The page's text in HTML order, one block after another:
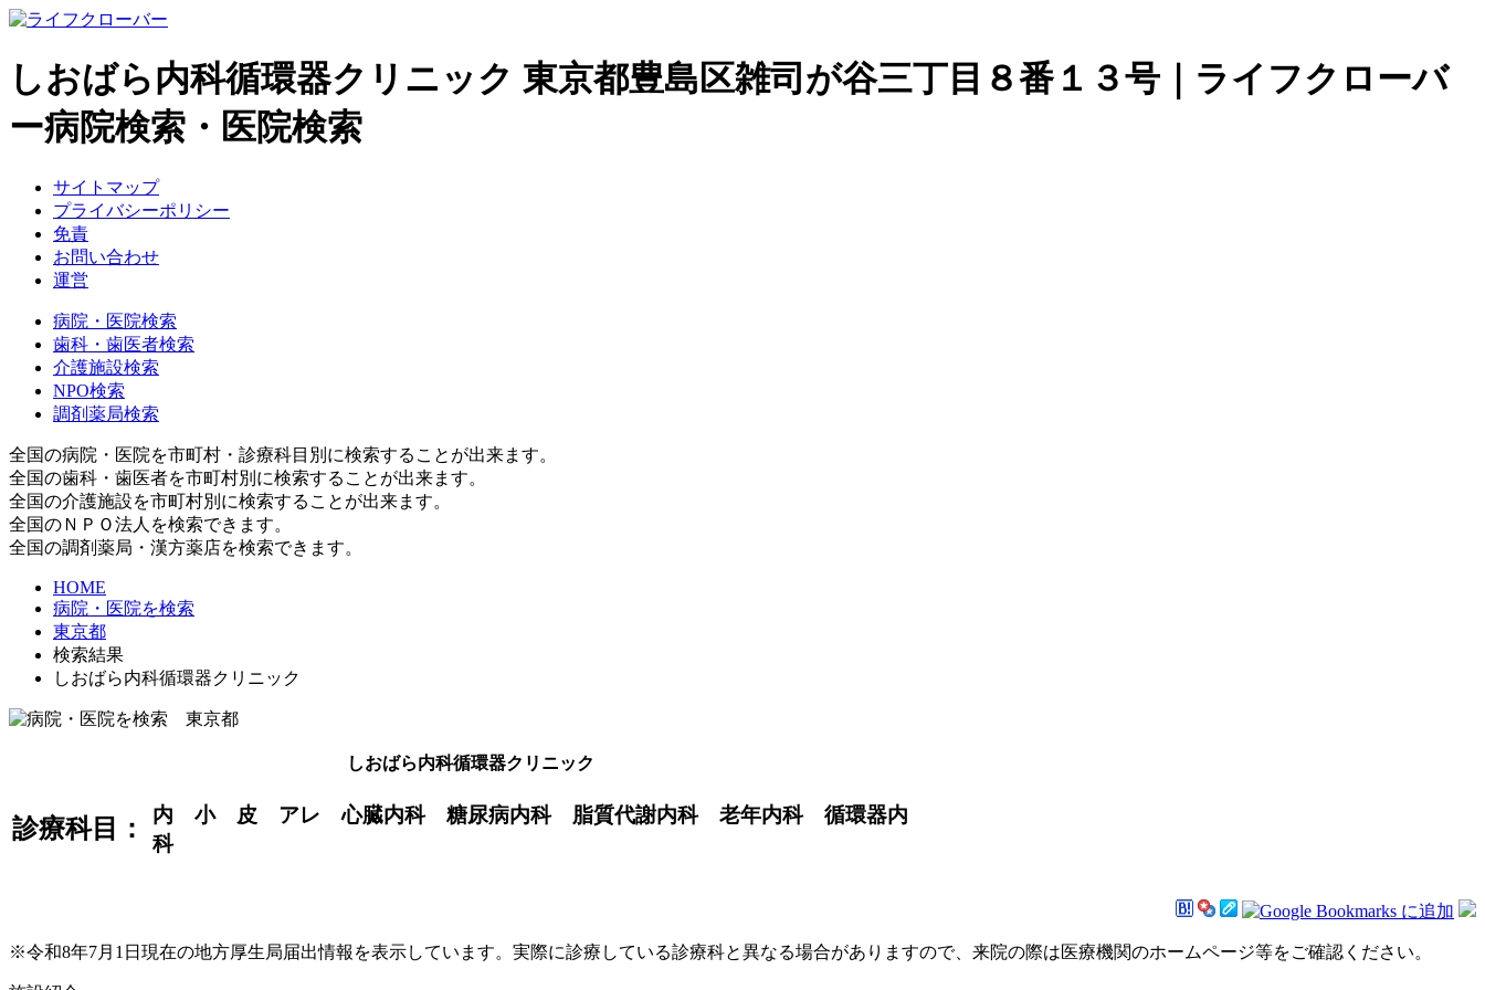
しおばら内科循環器クリニック 東京都豊島区雑司が谷三丁目８番１３号｜ライフクローバ
ー病院検索・医院検索
サイトマップ
プライバシーポリシー
免責
お問い合わせ
運営
病院・医院検索
歯科・歯医者検索
介護施設検索
NPO検索
調剤薬局検索
全国の病院・医院を市町村・診療科目別に検索することが出来ます。
全国の歯科・歯医者を市町村別に検索することが出来ます。
全国の介護施設を市町村別に検索することが出来ます。
全国のＮＰＯ法人を検索できます。
全国の調剤薬局・漢方薬店を検索できます。
HOME
病院・医院を検索
東京都
検索結果
しおばら内科循環器クリニック
しおばら内科循環器クリニック
診療科目：
内 小 皮 アレ 心臓内科 糖尿病内科 脂質代謝内科 老年内科 循環器内
科
※令和8年7月1日現在の地方厚生局届出情報を表示しています。実際に診療している診療科と異なる場合がありますので、来院の際は医療機関のホームページ等をご確認ください。